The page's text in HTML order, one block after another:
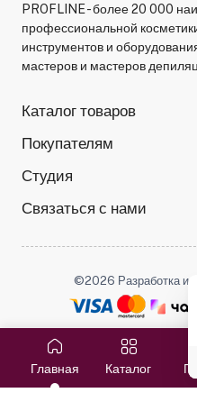
Главная Каталог
PROFLINE - более 20 000
профессиональной
инструментов и
мастеров и мастеров
Каталог товаров
Покупателям
Студия
Связаться с нами
©2026 Разработка и
Мы в